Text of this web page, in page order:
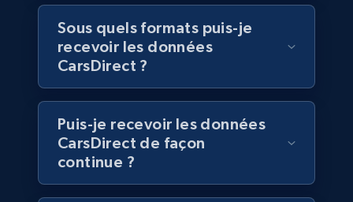
5.6K+ 875+ Buy Now
TikTok Shop
URL, Title, Available, Description, Currency, Initial
price, Final price, Discount percent, and more.
eCommerce
Sous quels formats puis-je
recevoir les données
CarsDirect ?
Puis-je recevoir les données
CarsDirect de façon
continue ?